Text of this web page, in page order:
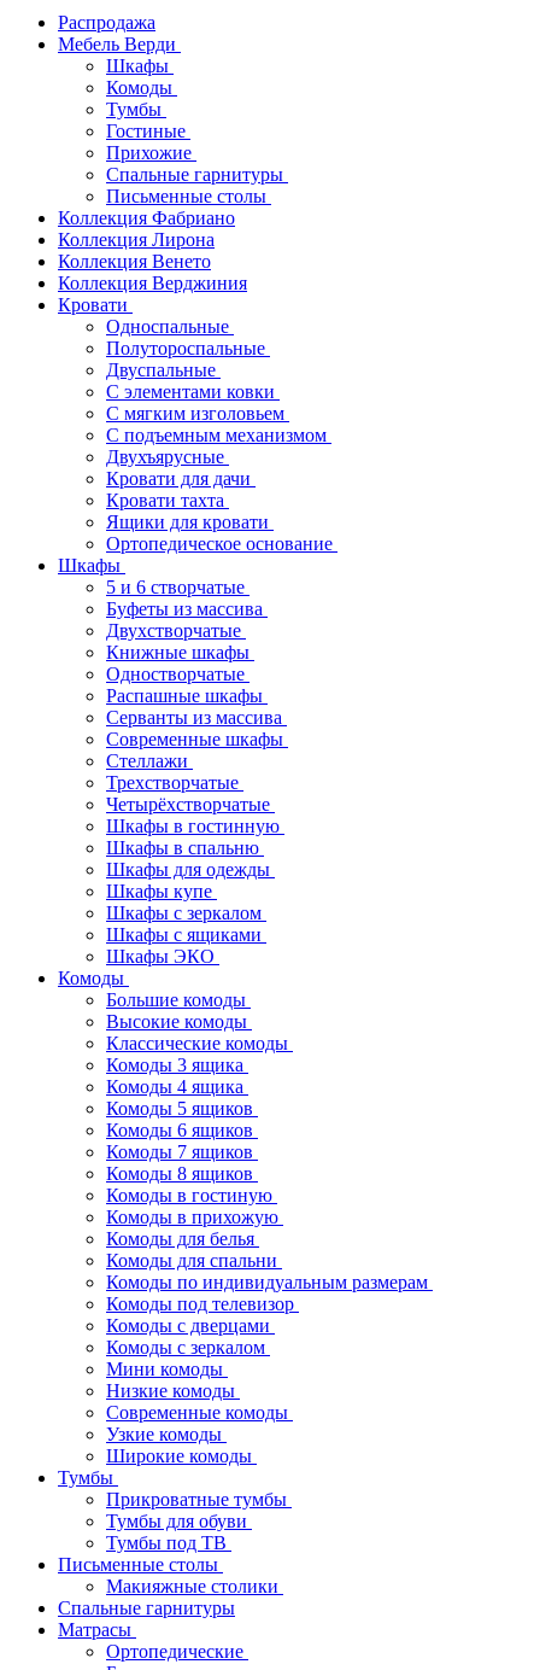
Распродажа
Мебель Верди
Шкафы
Комоды
Тумбы
Гостиные
Прихожие
Спальные гарнитуры
Письменные столы
Коллекция Фабриано
Коллекция Лирона
Коллекция Венето
Коллекция Верджиния
Кровати
Односпальные
Полутороспальные
Двуспальные
С элементами ковки
С мягким изголовьем
С подъемным механизмом
Двухъярусные
Кровати для дачи
Кровати тахта
Ящики для кровати
Ортопедическое основание
Шкафы
5 и 6 створчатые
Буфеты из массива
Двухстворчатые
Книжные шкафы
Одностворчатые
Распашные шкафы
Серванты из массива
Современные шкафы
Стеллажи
Трехстворчатые
Четырёхстворчатые
Шкафы в гостинную
Шкафы в спальню
Шкафы для одежды
Шкафы купе
Шкафы с зеркалом
Шкафы с ящиками
Шкафы ЭКО
Комоды
Большие комоды
Высокие комоды
Классические комоды
Комоды 3 ящика
Комоды 4 ящика
Комоды 5 ящиков
Комоды 6 ящиков
Комоды 7 ящиков
Комоды 8 ящиков
Комоды в гостиную
Комоды в прихожую
Комоды для белья
Комоды для спальни
Комоды по индивидуальным размерам
Комоды под телевизор
Комоды с дверцами
Комоды с зеркалом
Мини комоды
Низкие комоды
Современные комоды
Узкие комоды
Широкие комоды
Тумбы
Прикроватные тумбы
Тумбы для обуви
Тумбы под ТВ
Письменные столы
Макияжные столики
Спальные гарнитуры
Матрасы
Ортопедические